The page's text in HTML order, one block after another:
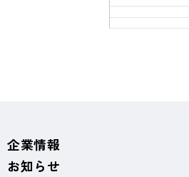
企業情報
お知らせ